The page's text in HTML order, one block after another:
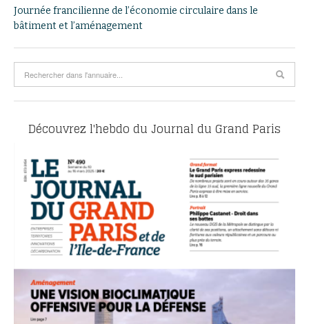
Journée francilienne de l’économie circulaire dans le
bâtiment et l’aménagement
Découvrez l'hebdo du Journal du Grand Paris